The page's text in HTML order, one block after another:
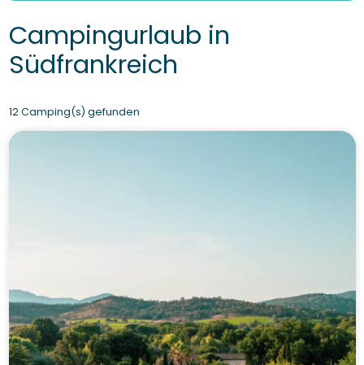
Campingurlaub in
Südfrankreich
12 Camping(s) gefunden